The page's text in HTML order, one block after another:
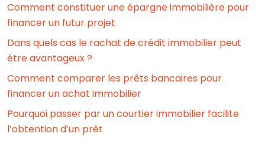
Comment constituer une épargne immobilière pour
financer un futur projet
Dans quels cas le rachat de crédit immobilier peut
être avantageux ?
Comment comparer les prêts bancaires pour
financer un achat immobilier
Pourquoi passer par un courtier immobilier facilite
l’obtention d’un prêt